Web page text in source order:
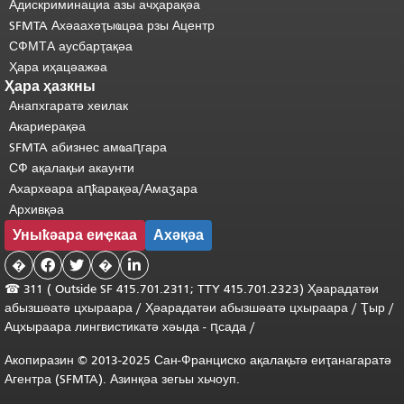
Адискриминациа азы ачҳарақәа
SFMTA Ахәаахәҭыҩцәа рзы Ацентр
СФМТА аусбарҭақәа
Ҳара иҳацәажәа
Ҳара ҳазкны
Анапхгаратә хеилак
Акариерақәа
SFMTA абизнес амҩаԥгара
СФ ақалақьи акаунти
Ахархәара аԥҟарақәа/Амаӡара
Архивқәа
Уныҟәара еиҿкаа Ахәқәа
�   � 
☎ 311 ( Outside SF 415.701.2311; TTY 415.701.2323) Ҳәарадатәи
абызшәатә цхыраара / Ҳәарадатәи абызшәатә цхыраара / Ҭыр /
Ацхыраара лингвистикатә хәыда - ԥсада /
Акопиразин © 2013-2025 Сан-Франциско ақалақьтә еиҭанагаратә
Агентра (SFMTA). Азинқәа зегьы хьчоуп.